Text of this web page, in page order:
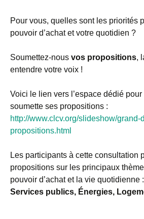
Pour vous, quelles sont les priorités
pouvoir d’achat et votre quotidien ?
Soumettez-nous vos propositions,
entendre votre voix !
Voici le lien vers l’espace dédié
soumette ses propositions :
http://www.clcv.org/slideshow/
propositions.html
Les participants à cette consultation
propositions sur les principaux
pouvoir d’achat et la vie quotidienne :
Services publics, Énergies,